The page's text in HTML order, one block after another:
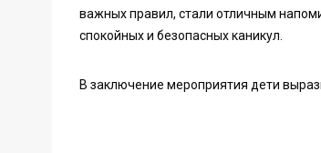
важных правил, стали отличным
спокойных и безопасных каникул.
В заключение мероприятия дети